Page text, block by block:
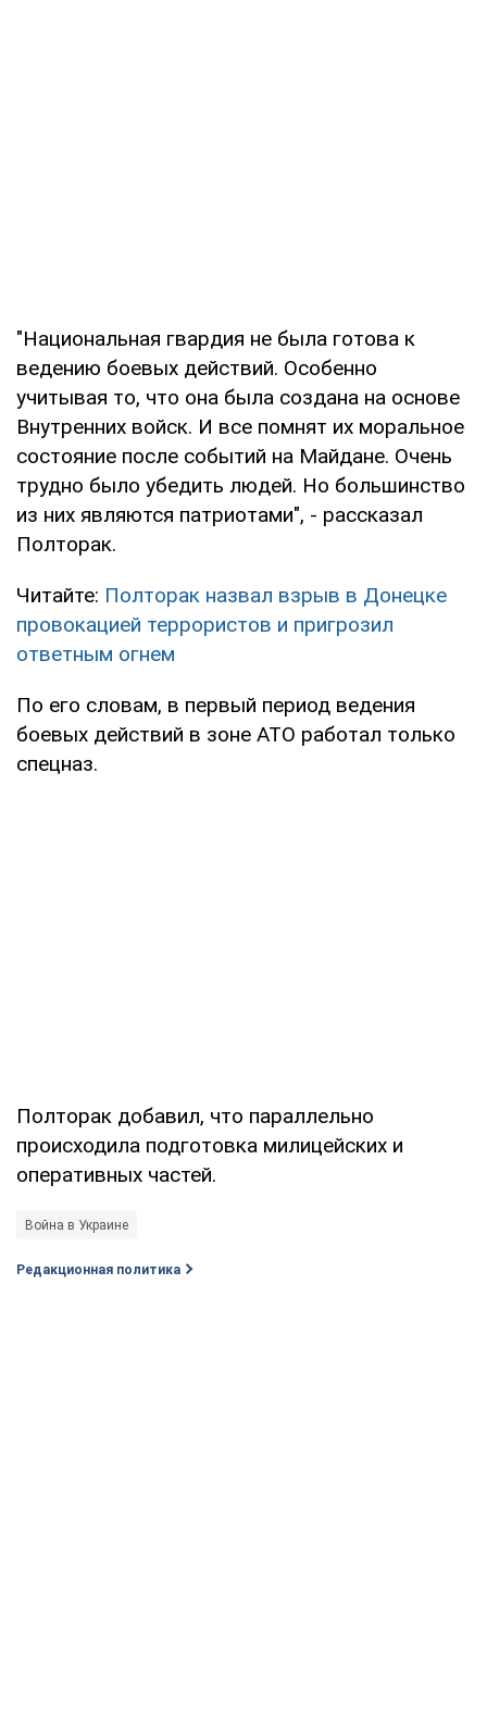
"Национальная гвардия не была готова к
ведению боевых действий. Особенно
учитывая то, что она была создана на основе
Внутренних войск. И все помнят их моральное
состояние после событий на Майдане. Очень
трудно было убедить людей. Но большинство
из них являются патриотами", - рассказал
Полторак.
Читайте: Полторак назвал взрыв в Донецке
провокацией террористов и пригрозил
ответным огнем
По его словам, в первый период ведения
боевых действий в зоне АТО работал только
спецназ.
Полторак добавил, что параллельно
происходила подготовка милицейских и
оперативных частей.
Война в Украине
Редакционная политика